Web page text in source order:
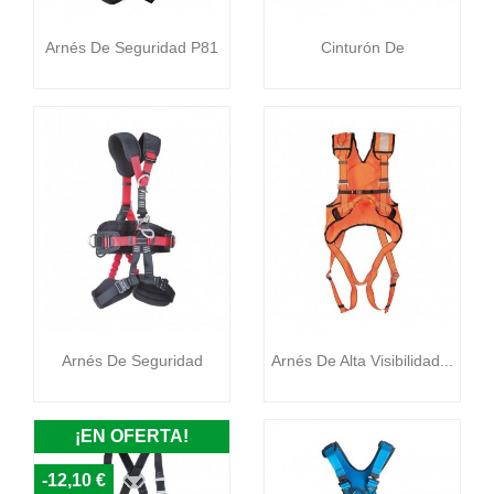
Vista rápida
Arnés De Seguridad P81 Vista rápida
Cinturón De
Vista rápida
Arnés De Seguridad
Vista rápida
Arnés De Alta Visibilidad...
¡EN OFERTA!
-12,10 €